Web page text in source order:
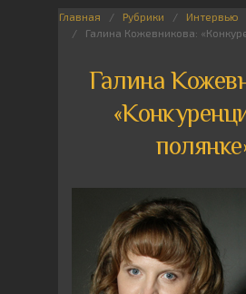
Главная Рубрики Интервью
Галина Кожевникова:
Галина